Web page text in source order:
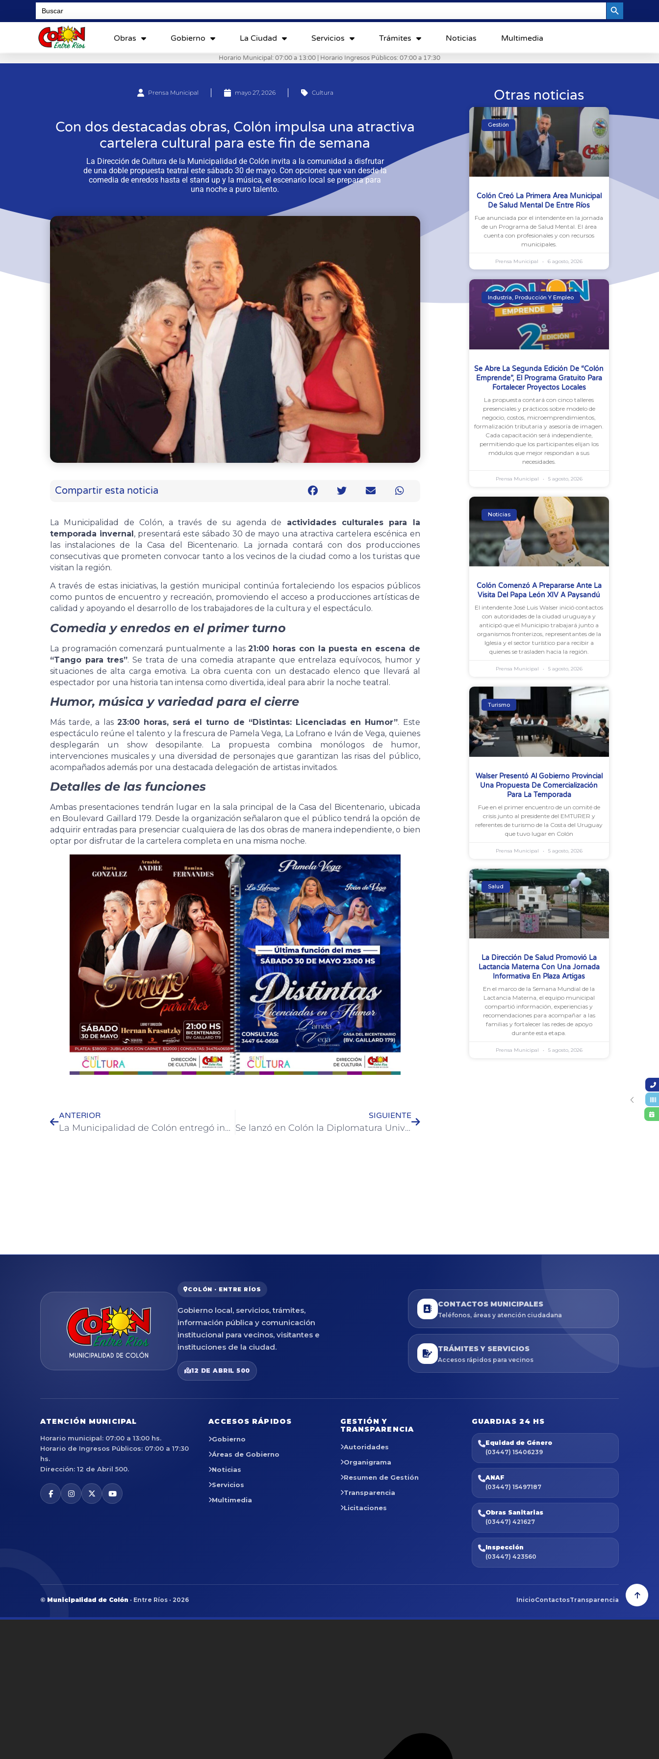
Search
for:
Obras Gobierno La Ciudad Servicios Trámites Noticias Multimedia
Horario Municipal: 07:00 a 13:00 | Horario Ingresos Públicos: 07:00 a 17:30
Prensa Municipal mayo 27, 2026 Cultura
Con dos destacadas obras, Colón impulsa una atractiva
cartelera cultural para este fin de semana
La Dirección de Cultura de la Municipalidad de Colón invita a la comunidad a disfrutar
de una doble propuesta teatral este sábado 30 de mayo. Con opciones que van desde la
comedia de enredos hasta el stand up y la música, el escenario local se prepara para
una noche a puro talento.
Compartir esta noticia
La Municipalidad de Colón, a través de su agenda de actividades culturales para la
temporada invernal, presentará este sábado 30 de mayo una atractiva cartelera escénica en
las instalaciones de la Casa del Bicentenario. La jornada contará con dos producciones
consecutivas que prometen convocar tanto a los vecinos de la ciudad como a los turistas que
visitan la región.
A través de estas iniciativas, la gestión municipal continúa fortaleciendo los espacios públicos
como puntos de encuentro y recreación, promoviendo el acceso a producciones artísticas de
calidad y apoyando el desarrollo de los trabajadores de la cultura y el espectáculo.
Comedia y enredos en el primer turno
La programación comenzará puntualmente a las21:00 horas con la puesta en escena de
“Tango para tres”. Se trata de una comedia atrapante que entrelaza equívocos, humor y
situaciones de alta carga emotiva. La obra cuenta con un destacado elenco que llevará al
espectador por una historia tan intensa como divertida, ideal para abrir la noche teatral.
Humor, música y variedad para el cierre
Más tarde, a las 23:00 horas, será el turno de “Distintas: Licenciadas en Humor”. Este
espectáculo reúne el talento y la frescura de Pamela Vega, La Lofrano e Iván de Vega, quienes
desplegarán un show desopilante. La propuesta combina monólogos de humor,
intervenciones musicales y una diversidad de personajes que garantizan las risas del público,
acompañados además por una destacada delegación de artistas invitados.
Detalles de las funciones
Ambas presentaciones tendrán lugar en la sala principal de la Casa del Bicentenario, ubicada
en Boulevard Gaillard 179. Desde la organización señalaron que el público tendrá la opción de
adquirir entradas para presenciar cualquiera de las dos obras de manera independiente, o bien
optar por disfrutar de la cartelera completa en una misma noche.
ANTERIOR
La Municipalidad de Colón entregó insumos por más de $1.500.000 a Bomberos Voluntarios
SIGUIENTE
Se lanzó en Colón la Diplomatura Universitaria en Logística y Gestión Operativa junto a UTN FRCU
Otras noticias
Gestión
Colón Creó La Primera Área Municipal
De Salud Mental De Entre Ríos
Fue anunciada por el intendente en la jornada
de un Programa de Salud Mental. El área
cuenta con profesionales y con recursos
municipales.
Prensa Municipal 6 agosto, 2026
Industria, Producción Y Empleo
Se Abre La Segunda Edición De “Colón
Emprende”, El Programa Gratuito Para
Fortalecer Proyectos Locales
La propuesta contará con cinco talleres
presenciales y prácticos sobre modelo de
negocio, costos, microemprendimientos,
formalización tributaria y asesoría de imagen.
Cada capacitación será independiente,
permitiendo que los participantes elijan los
módulos que mejor respondan a sus
necesidades.
Prensa Municipal 5 agosto, 2026
Noticias
Colón Comenzó A Prepararse Ante La
Visita Del Papa León XIV A Paysandú
El intendente José Luis Walser inició contactos
con autoridades de la ciudad uruguaya y
anticipó que el Municipio trabajará junto a
organismos fronterizos, representantes de la
Iglesia y el sector turístico para recibir a
quienes se trasladen hacia la región.
Prensa Municipal 5 agosto, 2026
Turismo
Walser Presentó Al Gobierno Provincial
Una Propuesta De Comercialización
Para La Temporada
Fue en el primer encuentro de un comité de
crisis junto al presidente del EMTURER y
referentes de turismo de la Costa del Uruguay
que tuvo lugar en Colón
Prensa Municipal 5 agosto, 2026
Salud
La Dirección De Salud Promovió La
Lactancia Materna Con Una Jornada
Informativa En Plaza Artigas
En el marco de la Semana Mundial de la
Lactancia Materna, el equipo municipal
compartió información, experiencias y
recomendaciones para acompañar a las
familias y fortalecer las redes de apoyo
durante esta etapa.
Prensa Municipal 5 agosto, 2026
COLÓN · ENTRE RÍOS
Gobierno local, servicios, trámites,
información pública y comunicación
institucional para vecinos, visitantes e
instituciones de la ciudad.
12 DE ABRIL 500
CONTACTOS MUNICIPALES
Teléfonos, áreas y atención ciudadana
TRÁMITES Y SERVICIOS
Accesos rápidos para vecinos
ATENCIÓN MUNICIPAL
Horario municipal: 07:00 a 13:00 hs.
Horario de Ingresos Públicos: 07:00 a 17:30
hs.
Dirección: 12 de Abril 500.
ACCESOS RÁPIDOS
Gobierno
Áreas de Gobierno
Noticias
Servicios
Multimedia
GESTIÓN Y
TRANSPARENCIA
Autoridades
Organigrama
Resumen de Gestión
Transparencia
Licitaciones
GUARDIAS 24 HS
Equidad de Género
(03447) 15406239
ANAF
(03447) 15497187
Obras Sanitarias
(03447) 421627
Inspección
(03447) 423560
© Municipalidad de Colón · Entre Ríos · 2026 InicioContactosTransparencia